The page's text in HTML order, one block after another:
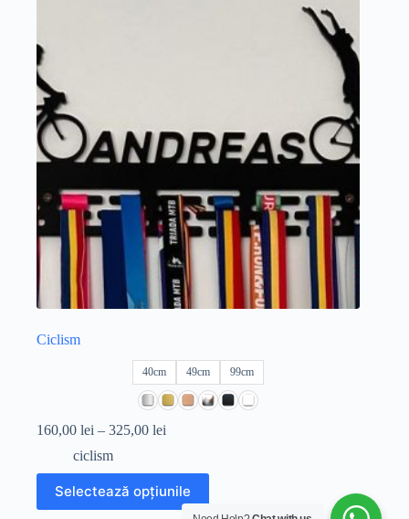
pot
fi
alese
în
pagina
produsului.
Ciclism
40cm 49cm 99cm
160,00 lei – 325,00 lei
160,00 lei
până
la
ciclism
Selectează opțiunile
Acest
produs
are